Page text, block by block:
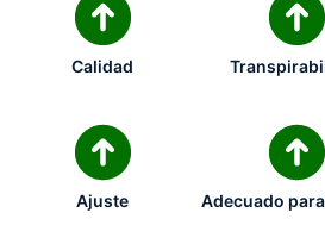
Calidad
Ajuste Adecuado